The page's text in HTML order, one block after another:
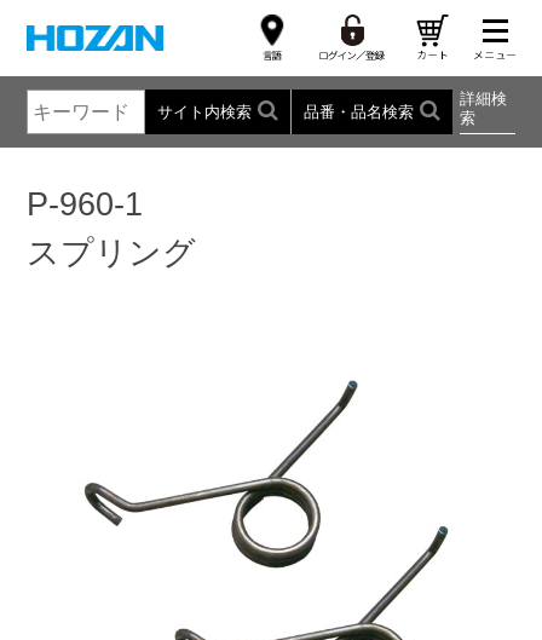
サイト内検索 品番・品名検索
詳細検
索
P-960-1
スプリング